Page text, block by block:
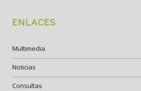
ENLACES
Multimedia
Noticias
Consultas